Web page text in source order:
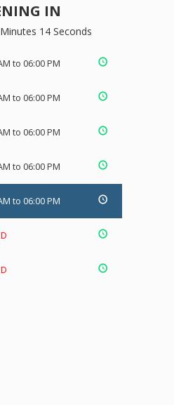
IN
13 Seconds
to 06:00 PM
to 06:00 PM
to 06:00 PM
to 06:00 PM
to 06:00 PM